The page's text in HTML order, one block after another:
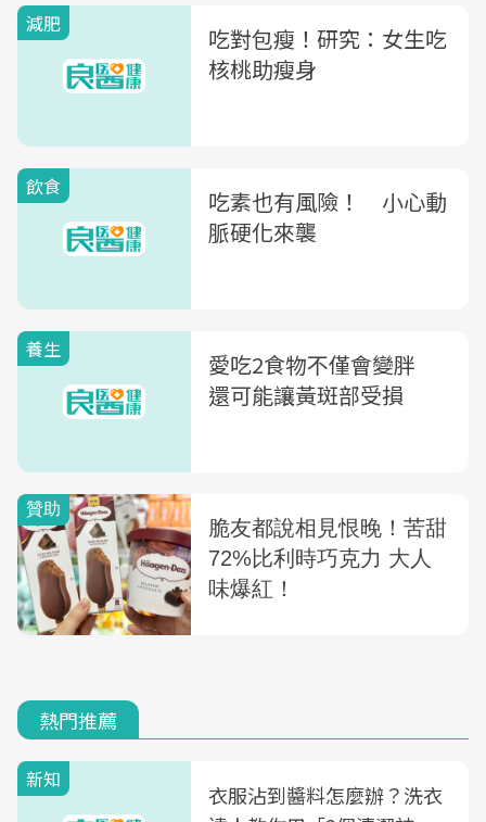
減肥
吃對包瘦！研究：女生吃
核桃助瘦身
飲食
吃素也有風險！ 小心動
脈硬化來襲
養生
愛吃2食物不僅會變胖
還可能讓黃斑部受損
熱門推薦
新知
衣服沾到醬料怎麼辦？洗衣